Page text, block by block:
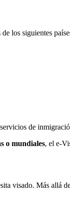
los siguientes
de
o mundiales, el e-
visado. Más allá